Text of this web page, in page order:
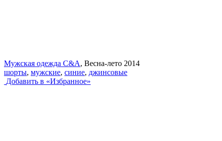
Мужская одежда C&A, Весна-лето 2014
шорты, мужские, синие, джинсовые
Добавить в «Избранное»